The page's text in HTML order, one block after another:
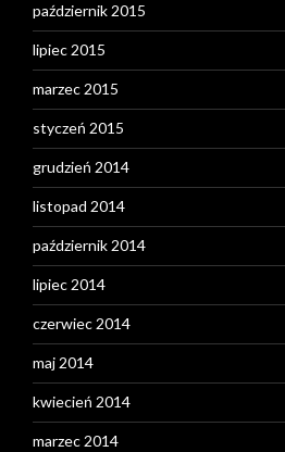
październik 2015
lipiec 2015
marzec 2015
styczeń 2015
grudzień 2014
listopad 2014
październik 2014
lipiec 2014
czerwiec 2014
maj 2014
kwiecień 2014
marzec 2014